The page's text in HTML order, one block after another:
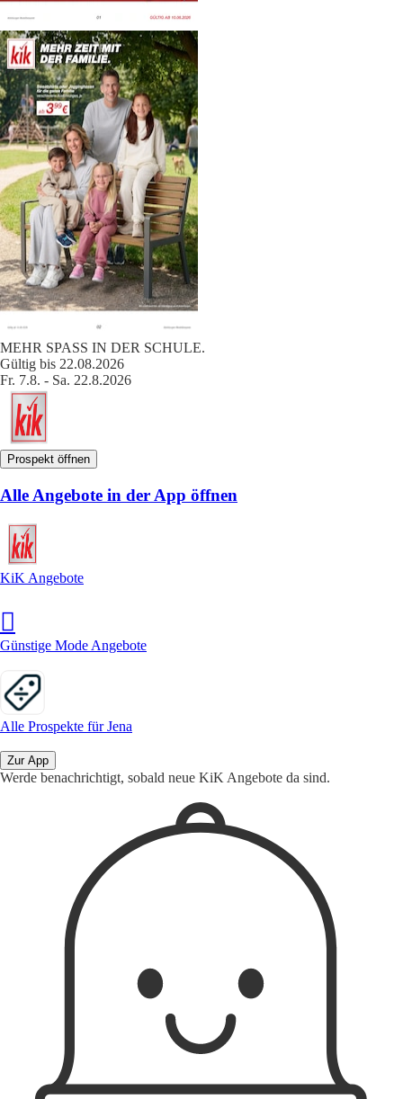
MEHR SPASS IN DER SCHULE.
Gültig bis 22.08.2026
Fr. 7.8. - Sa. 22.8.2026
Prospekt öffnen
Alle Angebote in der App öffnen
KiK Angebote
Günstige Mode Angebote
Alle Prospekte für Jena
Zur App
Werde benachrichtigt, sobald neue KiK Angebote da sind.